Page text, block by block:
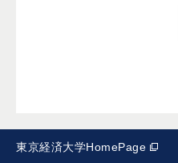
東京経済大学HomePage